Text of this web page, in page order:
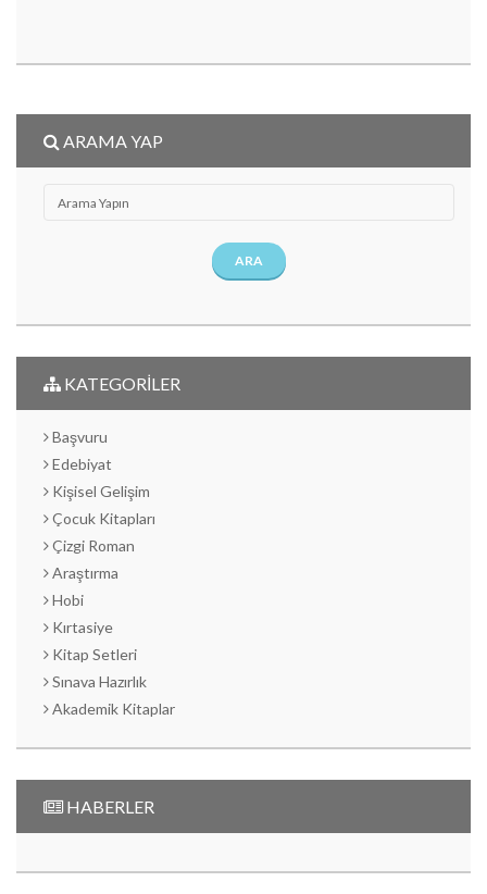
ARAMA YAP
ARA
KATEGORİLER
Başvuru
Edebiyat
Kişisel Gelişim
Çocuk Kitapları
Çizgi Roman
Araştırma
Hobi
Kırtasiye
Kitap Setleri
Sınava Hazırlık
Akademik Kitaplar
HABERLER